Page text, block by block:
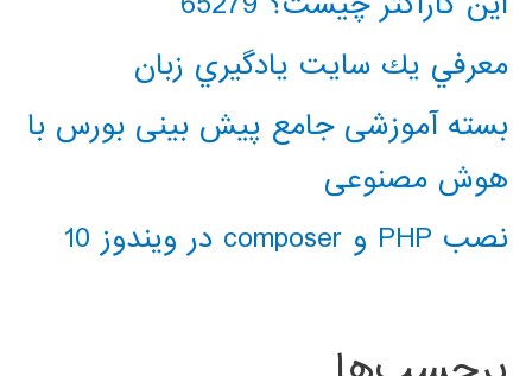
معرفي يك سايت يادگيري زبان
بسته آموزشی جامع پیش بینی بورس با
هوش مصنوعی
نصب PHP و composer در ویندوز 10